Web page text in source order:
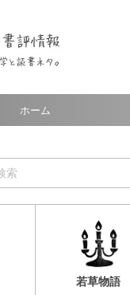
ホーム
若草物語